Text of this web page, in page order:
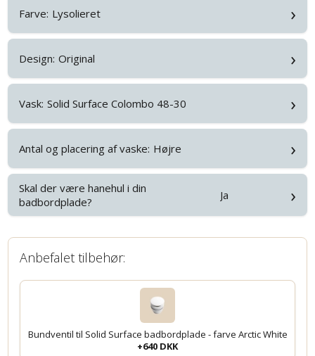
Farve: Lysolieret ›
Design: Original ›
Vask: Solid Surface Colombo 48-30 ›
Antal og placering af vaske: Højre ›
Skal der være hanehul i din
badbordplade?
Ja ›
Anbefalet tilbehør:
Bundventil til Solid Surface badbordplade - farve Arctic White
+640 DKK